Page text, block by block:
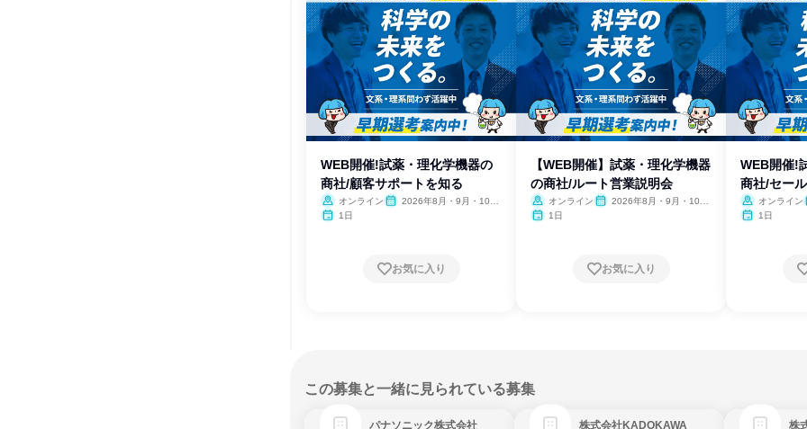
WEB開催!試薬・理化学機器の
商社/顧客サポートを知る
オンライン
2026年8月・9月・10
1日
お気に入り
【WEB開催】試薬・理化学機器
の商社/ルート営業説明会
オンライン
2026年8月・9月・10
1日
お気に入り
WEB開催!
商社/セー
オンライン
1日
この募集と一緒に見られている募集
パナソニック株式会社 株式会社KADOKAWA 株